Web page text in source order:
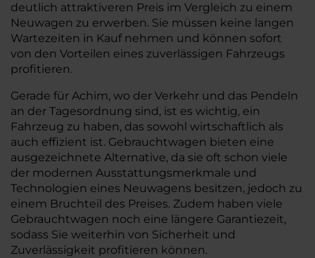
deutlich attraktiveren Preis im Vergleich zu einem
Neuwagen zu erwerben. Sie müssen keine langen
Wartezeiten in Kauf nehmen und können sofort
von den Vorteilen eines zuverlässigen Fahrzeugs
profitieren.
Gerade für Achim, wo der Verkehr und das Pendeln
an der Tagesordnung sind, ist es wichtig, ein
Fahrzeug zu haben, das sowohl wirtschaftlich als
auch effizient ist. Gebrauchtwagen bieten eine
ausgezeichnete Alternative, da sie oft schon viele
der modernen Ausstattungsmerkmale und
Technologien eines Neuwagens besitzen, jedoch zu
einem Bruchteil des Preises. Zudem haben viele
Gebrauchtwagen noch eine längere Garantiezeit,
sodass Sie weiterhin von Sicherheit und
Zuverlässigkeit profitieren können.